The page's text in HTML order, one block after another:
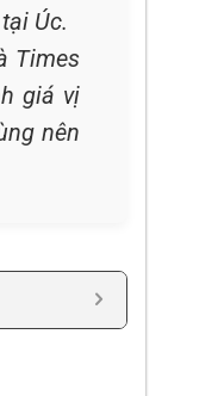
Úc.
Times
giá vị
nên